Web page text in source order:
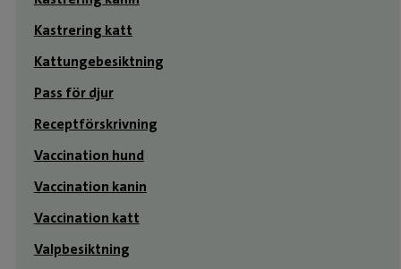
Kastrering katt
Kattungebesiktning
Pass för djur
Receptförskrivning
Vaccination hund
Vaccination kanin
Vaccination katt
Valpbesiktning